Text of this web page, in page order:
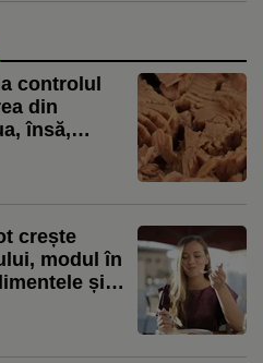
controlul
din
însă,
crește
modul în
și